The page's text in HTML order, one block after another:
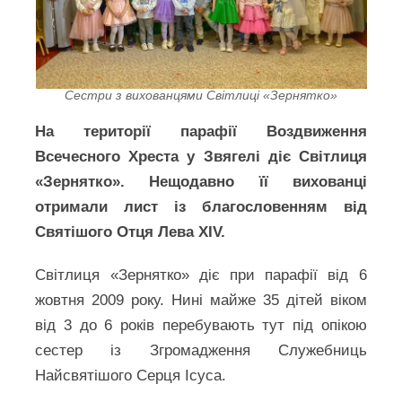
Сестри з вихованцями Світлиці «Зернятко»
На території парафії Воздвиження
Всечесного Хреста у Звягелі діє Світлиця
«Зернятко». Нещодавно її вихованці
отримали лист із благословенням від
Святішого Отця Лева XIV.
Світлиця «Зернятко» діє при парафії від 6
жовтня 2009 року. Нині майже 35 дітей віком
від 3 до 6 років перебувають тут під опікою
сестер із Згромадження Служебниць
Найсвятішого Серця Ісуса.